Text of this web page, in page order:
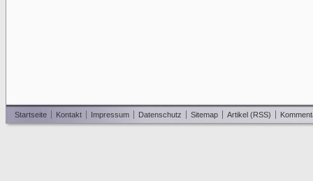
Startseite Kontakt Impressum Datenschutz Sitemap Artikel (RSS)